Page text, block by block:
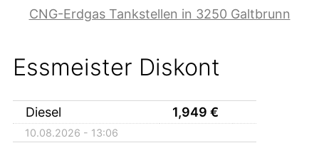
CNG-Erdgas Tankstellen in 3250 Galtbrunn
Essmeister Diskont
Diesel 1,949 €
10.08.2026 - 13:06